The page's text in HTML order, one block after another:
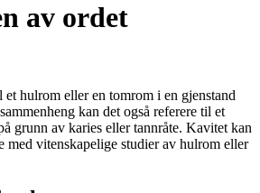
av ordet
hulrom eller en tomrom i en gjenstand
kan det også referere til et
grunn av karies eller tannråte. Kavitet kan
med vitenskapelige studier av hulrom eller